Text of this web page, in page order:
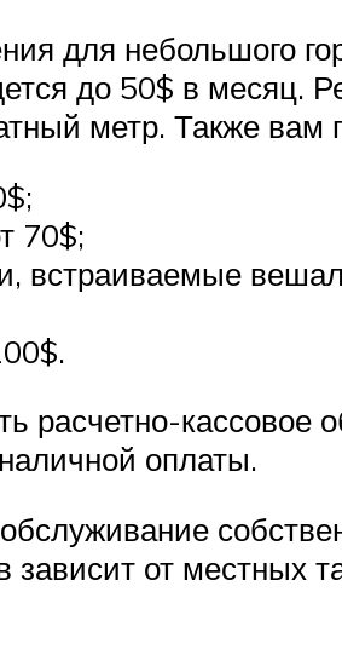
для небольшого
до 50$ в месяц.
метр. Также вам
70$;
встраиваемые
расчетно-кассовое
оплаты.
зависит от местных